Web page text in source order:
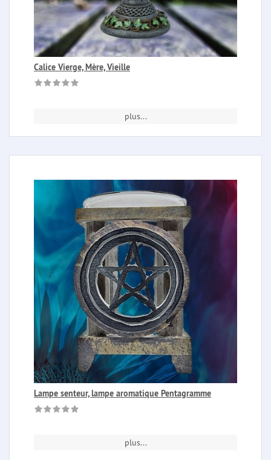
Calice Vierge, Mère, Vieille
plus...
Lampe senteur, lampe aromatique Pentagramme
plus...